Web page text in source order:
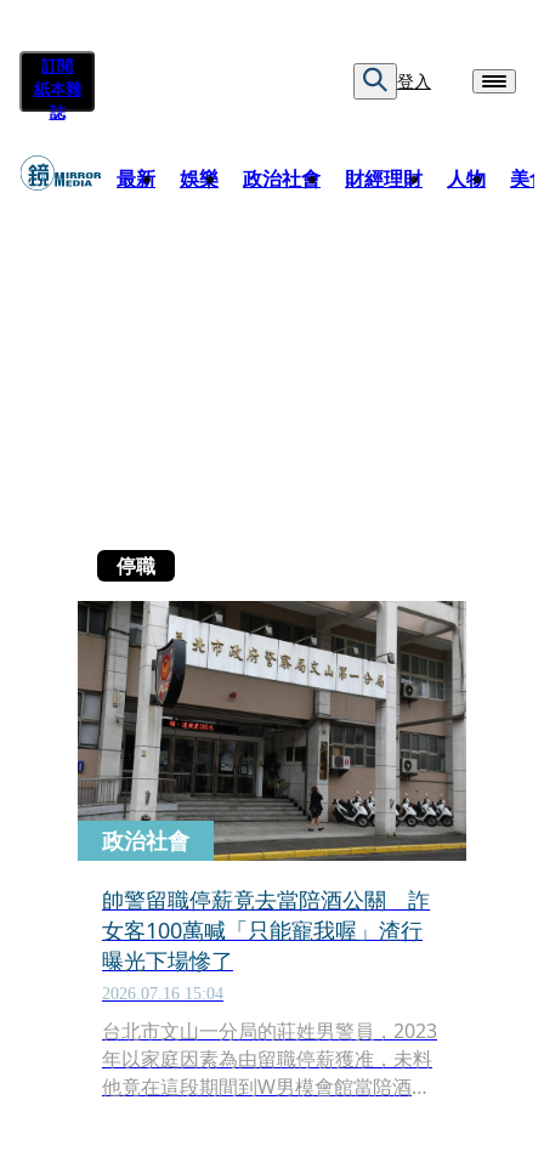
訂閱
紙本雜
誌
登入
最新 娛樂 政治社會 財經理財 人物 美
停職
政治社會
帥警留職停薪竟去當陪酒公關 詐
女客100萬喊「只能寵我喔」渣行
曝光下場慘了
2026.07.16 15:04
台北市文山一分局的莊姓男警員，2023
年以家庭因素為由留職停薪獲准，未料
他竟在這段期間到W男模會館當陪酒男